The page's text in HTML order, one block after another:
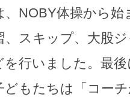
、NOBY体操から
、スキップ、大股
を行いました。最
どもたちは「コー